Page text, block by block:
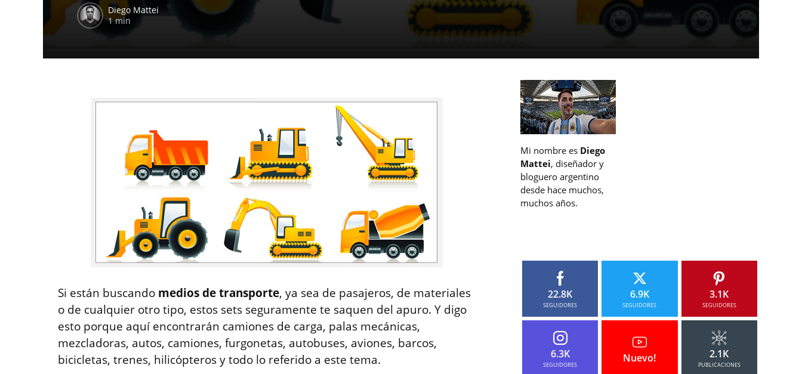
Diego Mattei
1 min
Si están buscando medios de transporte, ya sea de pasajeros, de materiales
o de cualquier otro tipo, estos sets seguramente te saquen del apuro. Y digo
esto porque aquí encontrarán camiones de carga, palas mecánicas,
mezcladoras, autos, camiones, furgonetas, autobuses, aviones, barcos,
bicicletas, trenes, hilicópteros y todo lo referido a este tema.
Mi nombre es Diego
Mattei, diseñador y
bloguero argentino
desde hace muchos,
muchos años.
22.8K
SEGUIDORES
6.9K
SEGUIDORES
3.1K
SEGUIDORES
6.3K
SEGUIDORES
Nuevo! 2.1K
PUBLICACIONES